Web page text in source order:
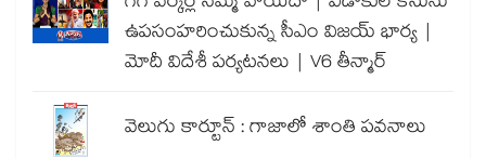
ఉపసంహరించుకున్న సీఎం విజయ్ భార్య |
మోదీ విదేశీ పర్యటనలు | V6 తీన్మార్
వెలుగు కార్టూన్ : గాజాలో శాంతి పవనాలు